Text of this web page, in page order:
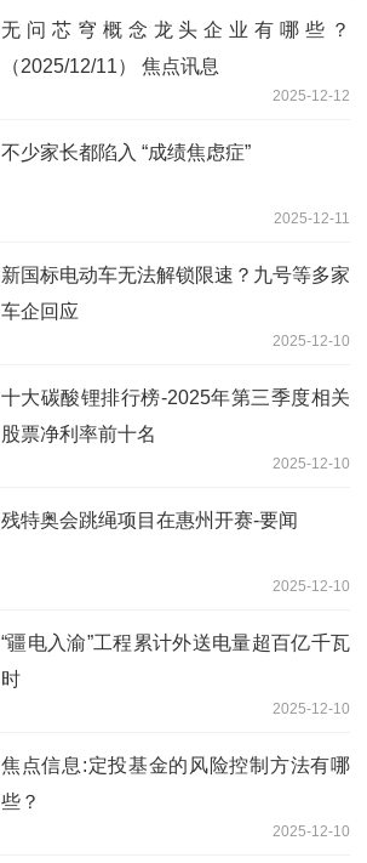
无问芯穹概念龙头企业有哪些？
（2025/12/11） 焦点讯息
2025-12-12
不少家长都陷入 “成绩焦虑症”
2025-12-11
新国标电动车无法解锁限速？九号等多家
车企回应
2025-12-10
十大碳酸锂排行榜-2025年第三季度相关
股票净利率前十名
2025-12-10
残特奥会跳绳项目在惠州开赛-要闻
2025-12-10
“疆电入渝”工程累计外送电量超百亿千瓦
时
2025-12-10
焦点信息:定投基金的风险控制方法有哪
些？
2025-12-10